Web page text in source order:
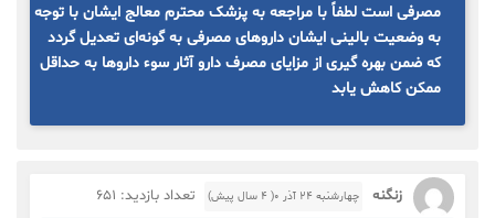
مصرفی است لطفاً با مراجعه به پزشک محترم معالج ایشان با توجه
به وضعیت بالینی ایشان داروهای مصرفی به گونه‌ای تعدیل گردد
که ضمن بهره گیری از مزایای مصرف دارو آثار سوء داروها به حداقل
ممکن کاهش یابد
زنگنه چهارشنبه ۲۴ آذر ۰( 4 سال پیش) تعداد بازدید: 651